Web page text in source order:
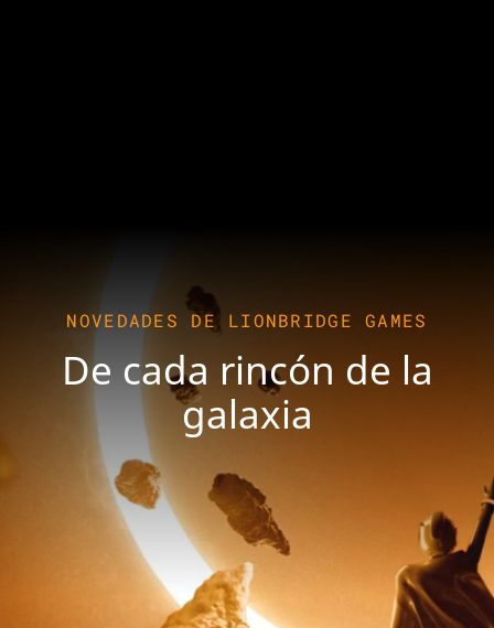
NOVEDADES DE LIONBRIDGE GAMES
De cada rincón de la
galaxia